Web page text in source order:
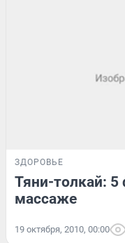
ЗДОРОВЬЕ
Тяни-толкай: 5
массаже
19 октября, 2010, 00:00